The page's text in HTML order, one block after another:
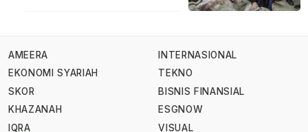
AMEERA
EKONOMI SYARIAH
SKOR
KHAZANAH
IQRA
INTERNASIONAL
TEKNO
BISNIS FINANSIAL
ESGNOW
VISUAL